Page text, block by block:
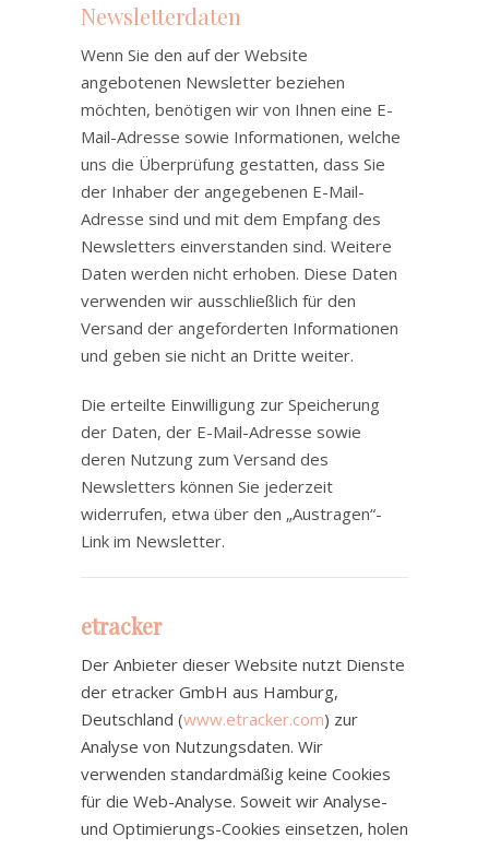
Newsletterdaten
Wenn Sie den auf der Website
angebotenen Newsletter beziehen
möchten, benötigen wir von Ihnen eine E-
Mail-Adresse sowie Informationen, welche
uns die Überprüfung gestatten, dass Sie
der Inhaber der angegebenen E-Mail-
Adresse sind und mit dem Empfang des
Newsletters einverstanden sind. Weitere
Daten werden nicht erhoben. Diese Daten
verwenden wir ausschließlich für den
Versand der angeforderten Informationen
und geben sie nicht an Dritte weiter.
Die erteilte Einwilligung zur Speicherung
der Daten, der E-Mail-Adresse sowie
deren Nutzung zum Versand des
Newsletters können Sie jederzeit
widerrufen, etwa über den „Austragen“-
Link im Newsletter.
etracker
Der Anbieter dieser Website nutzt Dienste
der etracker GmbH aus Hamburg,
Deutschland (www.etracker.com) zur
Analyse von Nutzungsdaten. Wir
verwenden standardmäßig keine Cookies
für die Web-Analyse. Soweit wir Analyse-
und Optimierungs-Cookies einsetzen, holen